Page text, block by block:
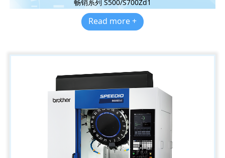
畅销系列 S500/S700Zd1
Read more +